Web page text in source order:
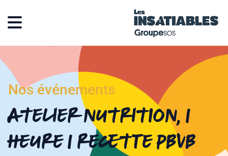
Nos événements
Atelier nutrition, 1
heure 1 recette PBVB